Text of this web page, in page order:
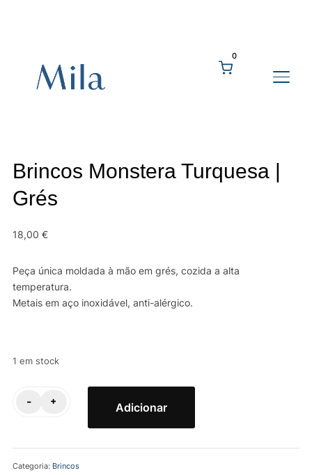
0
Brincos Monstera Turquesa |
Grés
18,00 €
Peça única moldada à mão em grés, cozida a alta
temperatura.
Metais em aço inoxidável, anti-alérgico.
1 em stock
-
Quantidade
Monstera
Turquesa
+ Adicionar
Categoria: Brincos